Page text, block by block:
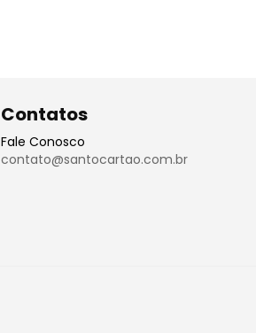
Contatos
Fale Conosco
contato@santocartao.com.br